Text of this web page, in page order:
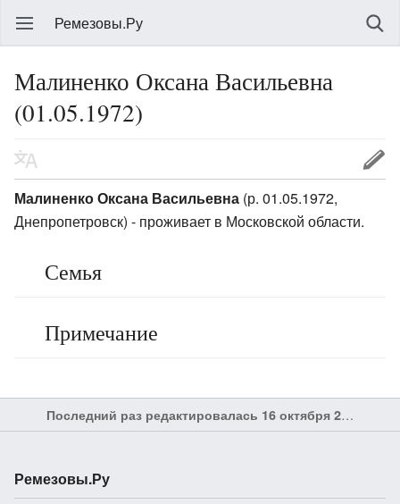
Ремезовы.Ру
Малиненко Оксана Васильевна
(01.05.1972)
Малиненко Оксана Васильевна (р. 01.05.1972,
Днепропетровск) - проживает в Московской области.
Семья
Примечание
Последний раз редактировалась 16 октября 2025 в 11:57
Ремезовы.Ру